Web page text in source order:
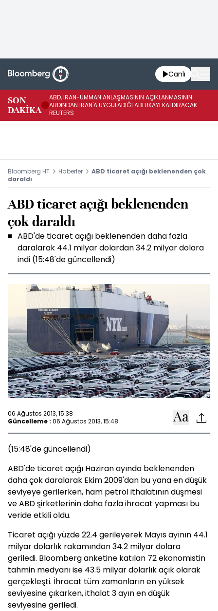
Canlı
SON
DAKİKA
ABD, İRAN-UMMAN ANLAŞMASININ AÇIKLANMASININ
ARDINDAN İRAN'A UYGULADIĞI ABLUKAYI KALDIRACAK -
REUTERS
Bloomberg HT Haberler
ABD ticaret açığı beklenenden çok
daraldı
ABD ticaret açığı beklenenden
çok daraldı
ABD'de ticaret açığı beklenenden daha fazla
daralarak 44.1 milyar dolardan 34.2 milyar dolara
indi (15:48'de güncellendi)
06 Ağustos 2013, 15:38
Güncelleme : 06 Ağustos 2013, 15:48
(15:48'de güncellendi)
ABD'de ticaret açığı Haziran ayında beklenenden
daha çok daralarak Ekim 2009'dan bu yana en düşük
seviyeye gerilerken, ham petrol ithalatının düşmesi
ve ABD şirketlerinin daha fazla ihracat yapması bu
veride etkili oldu.
Ticaret açığı yüzde 22.4 gerileyerek Mayıs ayının 44.1
milyar dolarlık rakamından 34.2 milyar dolara
geriledi. Bloomberg anketine katılan 72 ekonomistin
tahmin medyanı ise 43.5 milyar dolarlık açık olarak
gerçekleşti. İhracat tüm zamanların en yüksek
seviyesine çıkarken, ithalat 3 ayın en düşük
seviyesine geriledi.